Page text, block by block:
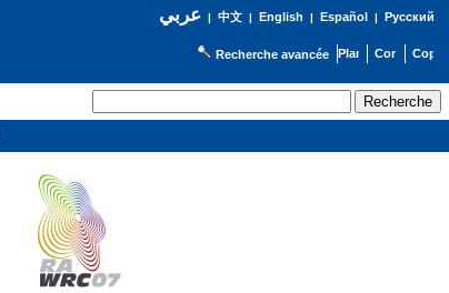
عربي| 中文| English | Español | Русский
Recherche avancée